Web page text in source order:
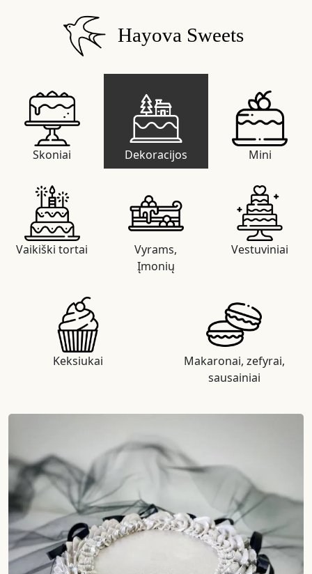
Hayova Sweets
Skoniai Dekoracijos Mini
Vaikiški tortai
Vyrams,
Įmonių
Vestuviniai
Keksiukai
Makaronai, zefyrai,
sausainiai